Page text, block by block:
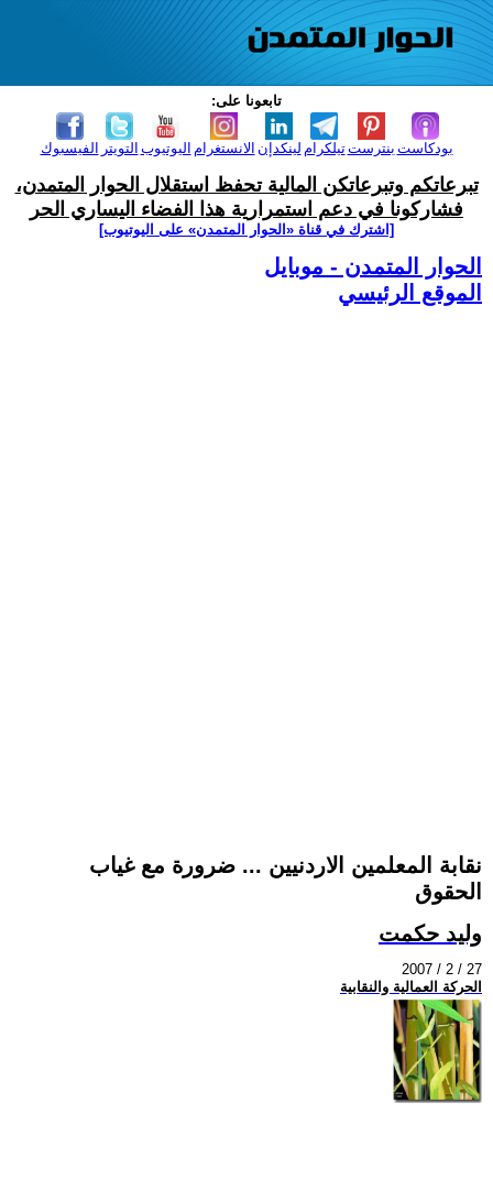
تابعونا على:
الفيسبوك التويتر اليوتيوب الانستغرام لينكدإن تيلكرامبنترست بودكاست
تبرعاتكم وتبرعاتكن المالية تحفظ استقلال الحوار المتمدن،
فشاركونا في دعم استمرارية هذا الفضاء اليساري الحر
[اشترك في قناة ‫«الحوار المتمدن» على اليوتيوب]
الحوار المتمدن - موبايل
الموقع الرئيسي
نقابة المعلمين الاردنيين ... ضرورة مع غياب
الحقوق
وليد حكمت
2007 / 2 / 27
الحركة العمالية والنقابية